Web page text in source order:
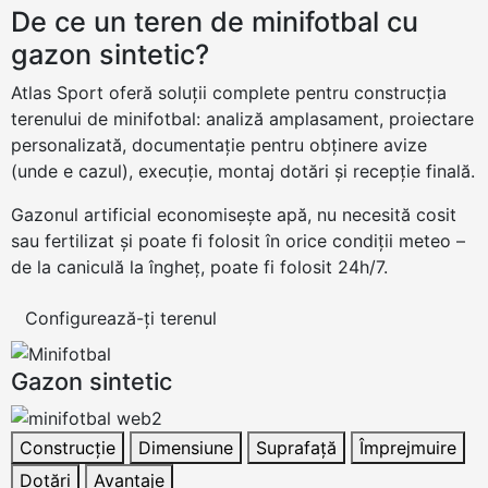
De ce un teren de minifotbal cu
gazon sintetic?
Atlas Sport oferă soluții complete pentru construcția
terenului de minifotbal: analiză amplasament, proiectare
personalizată, documentație pentru obținere avize
(unde e cazul), execuție, montaj dotări și recepție finală.
Gazonul artificial economisește apă, nu necesită cosit
sau fertilizat și poate fi folosit în orice condiții meteo –
de la caniculă la îngheț, poate fi folosit 24h/7.
Configurează-ți terenul
Gazon sintetic
Construcție Dimensiune Suprafață
Împrejmuire
Dotări
Avantaje